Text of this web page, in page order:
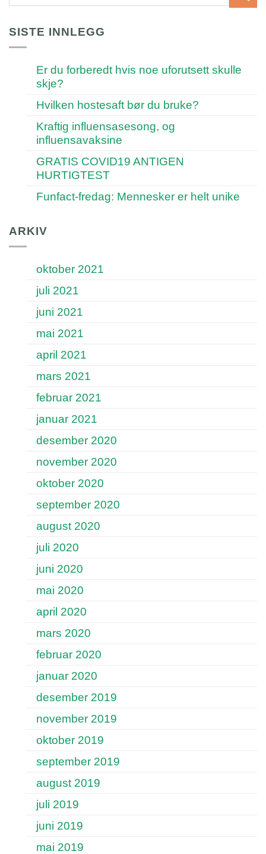
SISTE INNLEGG
Er du forberedt hvis noe uforutsett skulle
skje?
Hvilken hostesaft bør du bruke?
Kraftig influensasesong, og
influensavaksine
GRATIS COVID19 ANTIGEN
HURTIGTEST
Funfact-fredag: Mennesker er helt unike
ARKIV
oktober 2021
juli 2021
juni 2021
mai 2021
april 2021
mars 2021
februar 2021
januar 2021
desember 2020
november 2020
oktober 2020
september 2020
august 2020
juli 2020
juni 2020
mai 2020
april 2020
mars 2020
februar 2020
januar 2020
desember 2019
november 2019
oktober 2019
september 2019
august 2019
juli 2019
juni 2019
mai 2019